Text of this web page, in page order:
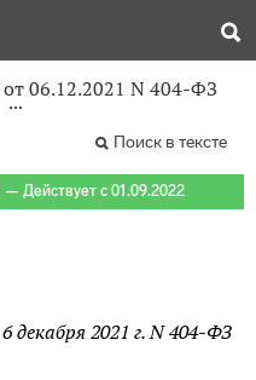
06.12.2021 N 404-ФЗ
Поиск в тексте
— Действует с 01.09.2022
6 декабря 2021 г. N 404-ФЗ